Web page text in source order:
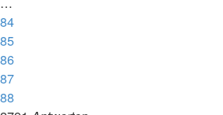
84
85
86
87
88